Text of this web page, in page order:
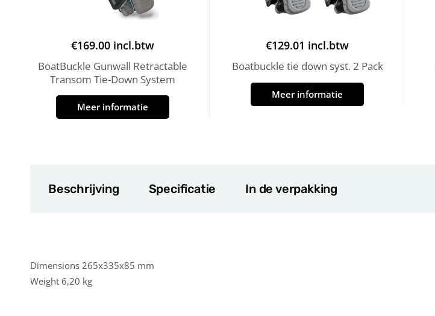
€169.00 incl.btw
BoatBuckle Gunwall Retractable
Transom Tie-Down System
Meer informatie
€129.01 incl.btw
Boatbuckle tie down syst. 2 Pack
Meer informatie
Beschrijving Specificatie In de verpakking
Dimensions 265x335x85 mm
Weight 6,20 kg